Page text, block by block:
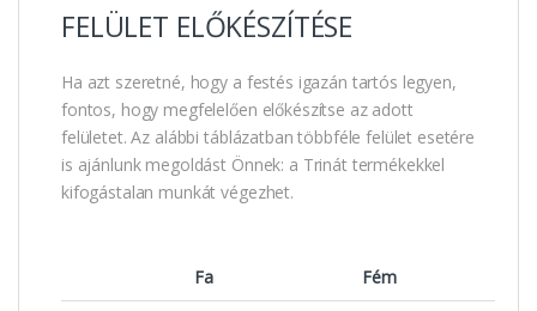
FELÜLET ELŐKÉSZÍTÉSE
Ha azt szeretné, hogy a festés igazán tartós legyen,
fontos, hogy megfelelően előkészítse az adott
felületet. Az alábbi táblázatban többféle felület esetére
is ajánlunk megoldást Önnek: a Trinát termékekkel
kifogástalan munkát végezhet.
Fa Fém